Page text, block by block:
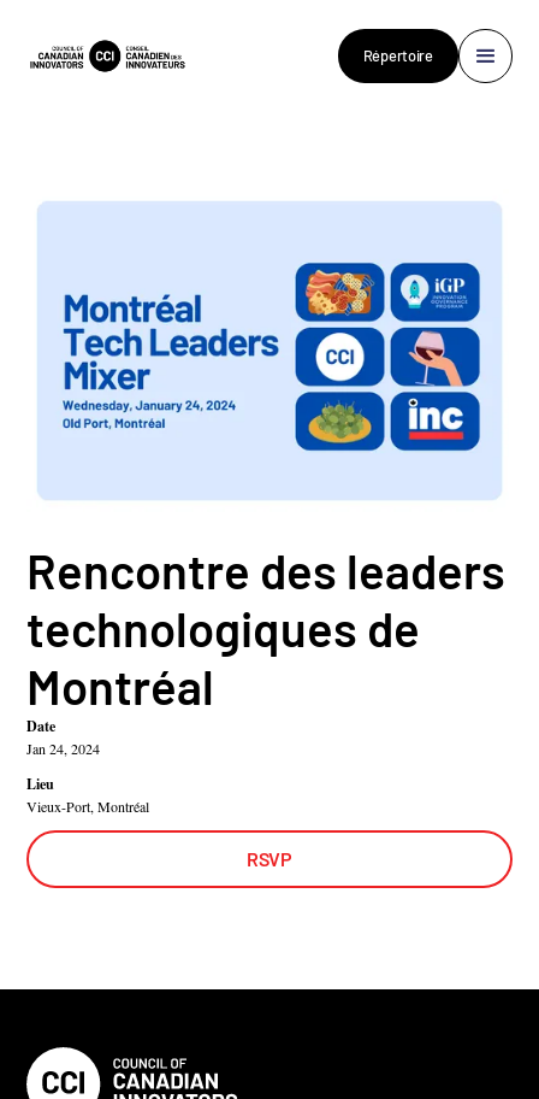
Répertoire
Rencontre des leaders
technologiques de
Montréal
Date
Jan 24, 2024
Lieu
Vieux-Port, Montréal
RSVP